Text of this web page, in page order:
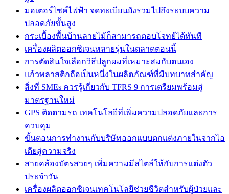
มอเตอร์ไซค์ไฟฟ้า จดทะเบียนยังรวมไปถึงระบบความ
ปลอดภัยขั้นสูง
กระเบื้องพื้นบ้านลายไม้ก็สามารถตอบโจทย์ได้ทันที
เครื่องผลิตออกซิเจนหลายรุ่นในตลาดตอนนี้
การตัดสินใจเลือกวิธีปลูกผมที่เหมาะสมกับตนเอง
แก้วพลาสติกถือเป็นหนึ่งในผลิตภัณฑ์ที่มีบทบาทสำคัญ
สิ่งที่ SMEs ควรรู้เกี่ยวกับ TFRS 9 การเตรียมพร้อมสู่
มาตรฐานใหม่
GPS ติดตามรถ เทคโนโลยีที่เพิ่มความปลอดภัยและการ
ควบคุม
ขั้นตอนการทำงานกับบริษัทออกแบบตกแต่งภายในจากไอ
เดียสู่ความจริง
สายคล้องบัตรสวยๆ เพิ่มความมีสไตล์ให้กับการแต่งตัว
ประจำวัน
เครื่องผลิตออกซิเจนเทคโนโลยีช่วยชีวิตสำหรับผู้ป่วยและ